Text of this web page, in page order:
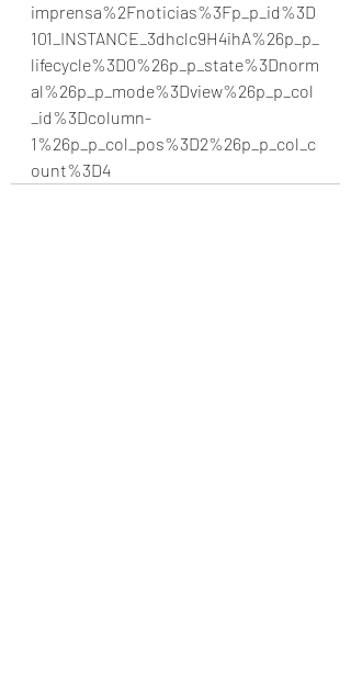
imprensa%2Fnoticias%3Fp_p_id%3D
101_INSTANCE_3dhclc9H4ihA%26p_p_
lifecycle%3D0%26p_p_state%3Dnorm
al%26p_p_mode%3Dview%26p_p_col
_id%3Dcolumn-
1%26p_p_col_pos%3D2%26p_p_col_c
ount%3D4